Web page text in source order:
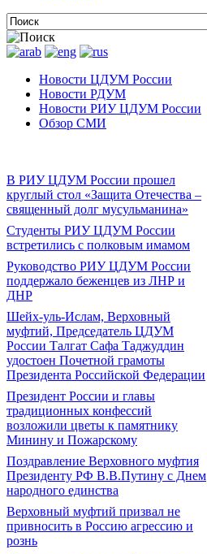
Новости ЦДУМ России
Новости РДУМ
Новости РИУ ЦДУМ России
Обзор СМИ
В РИУ ЦДУМ России прошел
круглый стол «Защита Отечества –
священный долг мусульманина»
Студенты РИУ ЦДУМ России
встретились с полковым имамом
Руководство РИУ ЦДУМ России
поддержало беженцев из ЛНР и
ДНР
Шейх-уль-Ислам, Верховный
муфтий, Председатель ЦДУМ
России Талгат Сафа Таджуддин
удостоен Почетной грамоты
Президента Российской Федерации
Президент России и главы
традиционных конфессий
возложили цветы к памятнику
Минину и Пожарскому
Поздравление Верховного муфтия
Президенту РФ В.В.Путину с Днем
народного единства
Верховный муфтий призвал не
привносить в Россию агрессию и
рознь